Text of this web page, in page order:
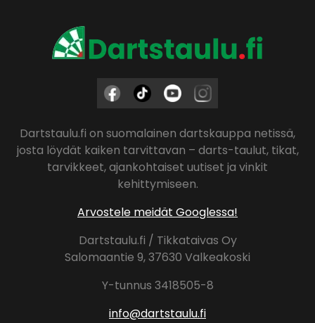
Dartstaulu.fi on suomalainen dartskauppa netissä,
josta löydät kaiken tarvittavan – darts-taulut, tikat,
tarvikkeet, ajankohtaiset uutiset ja vinkit
kehittymiseen.
Arvostele meidät Googlessa!
Dartstaulu.fi / Tikkataivas Oy
Salomaantie 9, 37630 Valkeakoski
Y-tunnus 3418505-8
info@dartstaulu.fi